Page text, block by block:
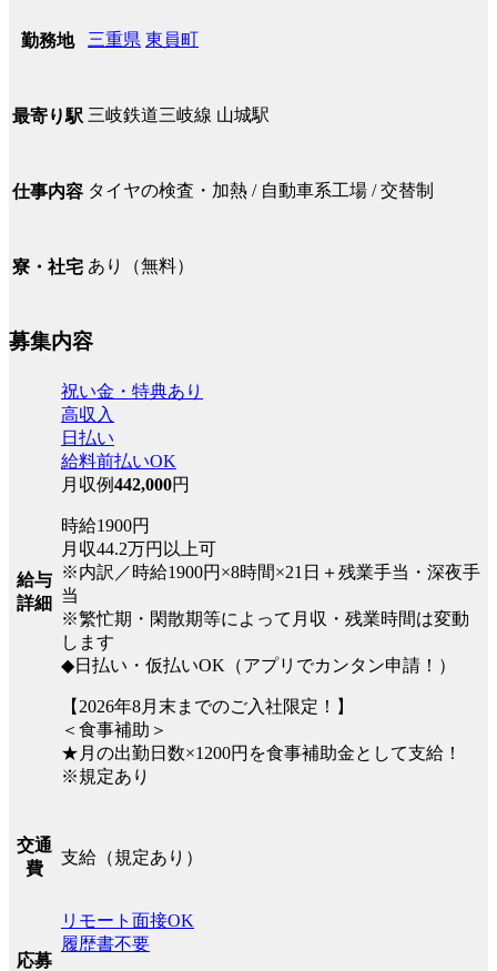
勤務地 三重県 東員町
最寄り駅 三岐鉄道三岐線 山城駅
仕事内容 タイヤの検査・加熱 / 自動車系工場 / 交替制
寮・社宅 あり（無料）
募集内容
給与
詳細
祝い金・特典あり
高収入
日払い
給料前払いOK
月収例442,000円
時給1900円
月収44.2万円以上可
※内訳／時給1900円×8時間×21日＋残業手当・深夜手
当
※繁忙期・閑散期等によって月収・残業時間は変動
します
◆日払い・仮払いOK（アプリでカンタン申請！）
【2026年8月末までのご入社限定！】
＜食事補助＞
★月の出勤日数×1200円を食事補助金として支給！
※規定あり
交通
費
支給（規定あり）
応募
リモート面接OK
履歴書不要